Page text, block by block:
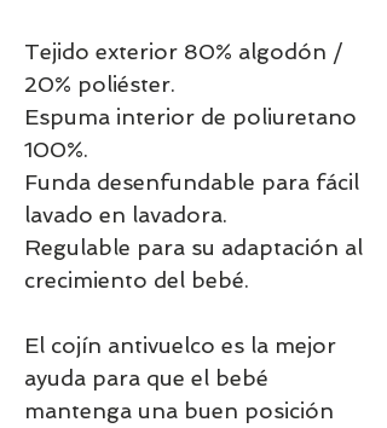
Tejido exterior 80% algodón /
20% poliéster.
Espuma interior de poliuretano
100%.
Funda desenfundable para fácil
lavado en lavadora.
Regulable para su adaptación al
crecimiento del bebé.
El cojín antivuelco es la mejor
ayuda para que el bebé
mantenga una buen posición